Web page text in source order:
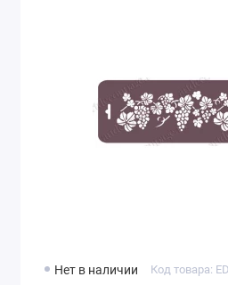
Нет в наличии Код товара: